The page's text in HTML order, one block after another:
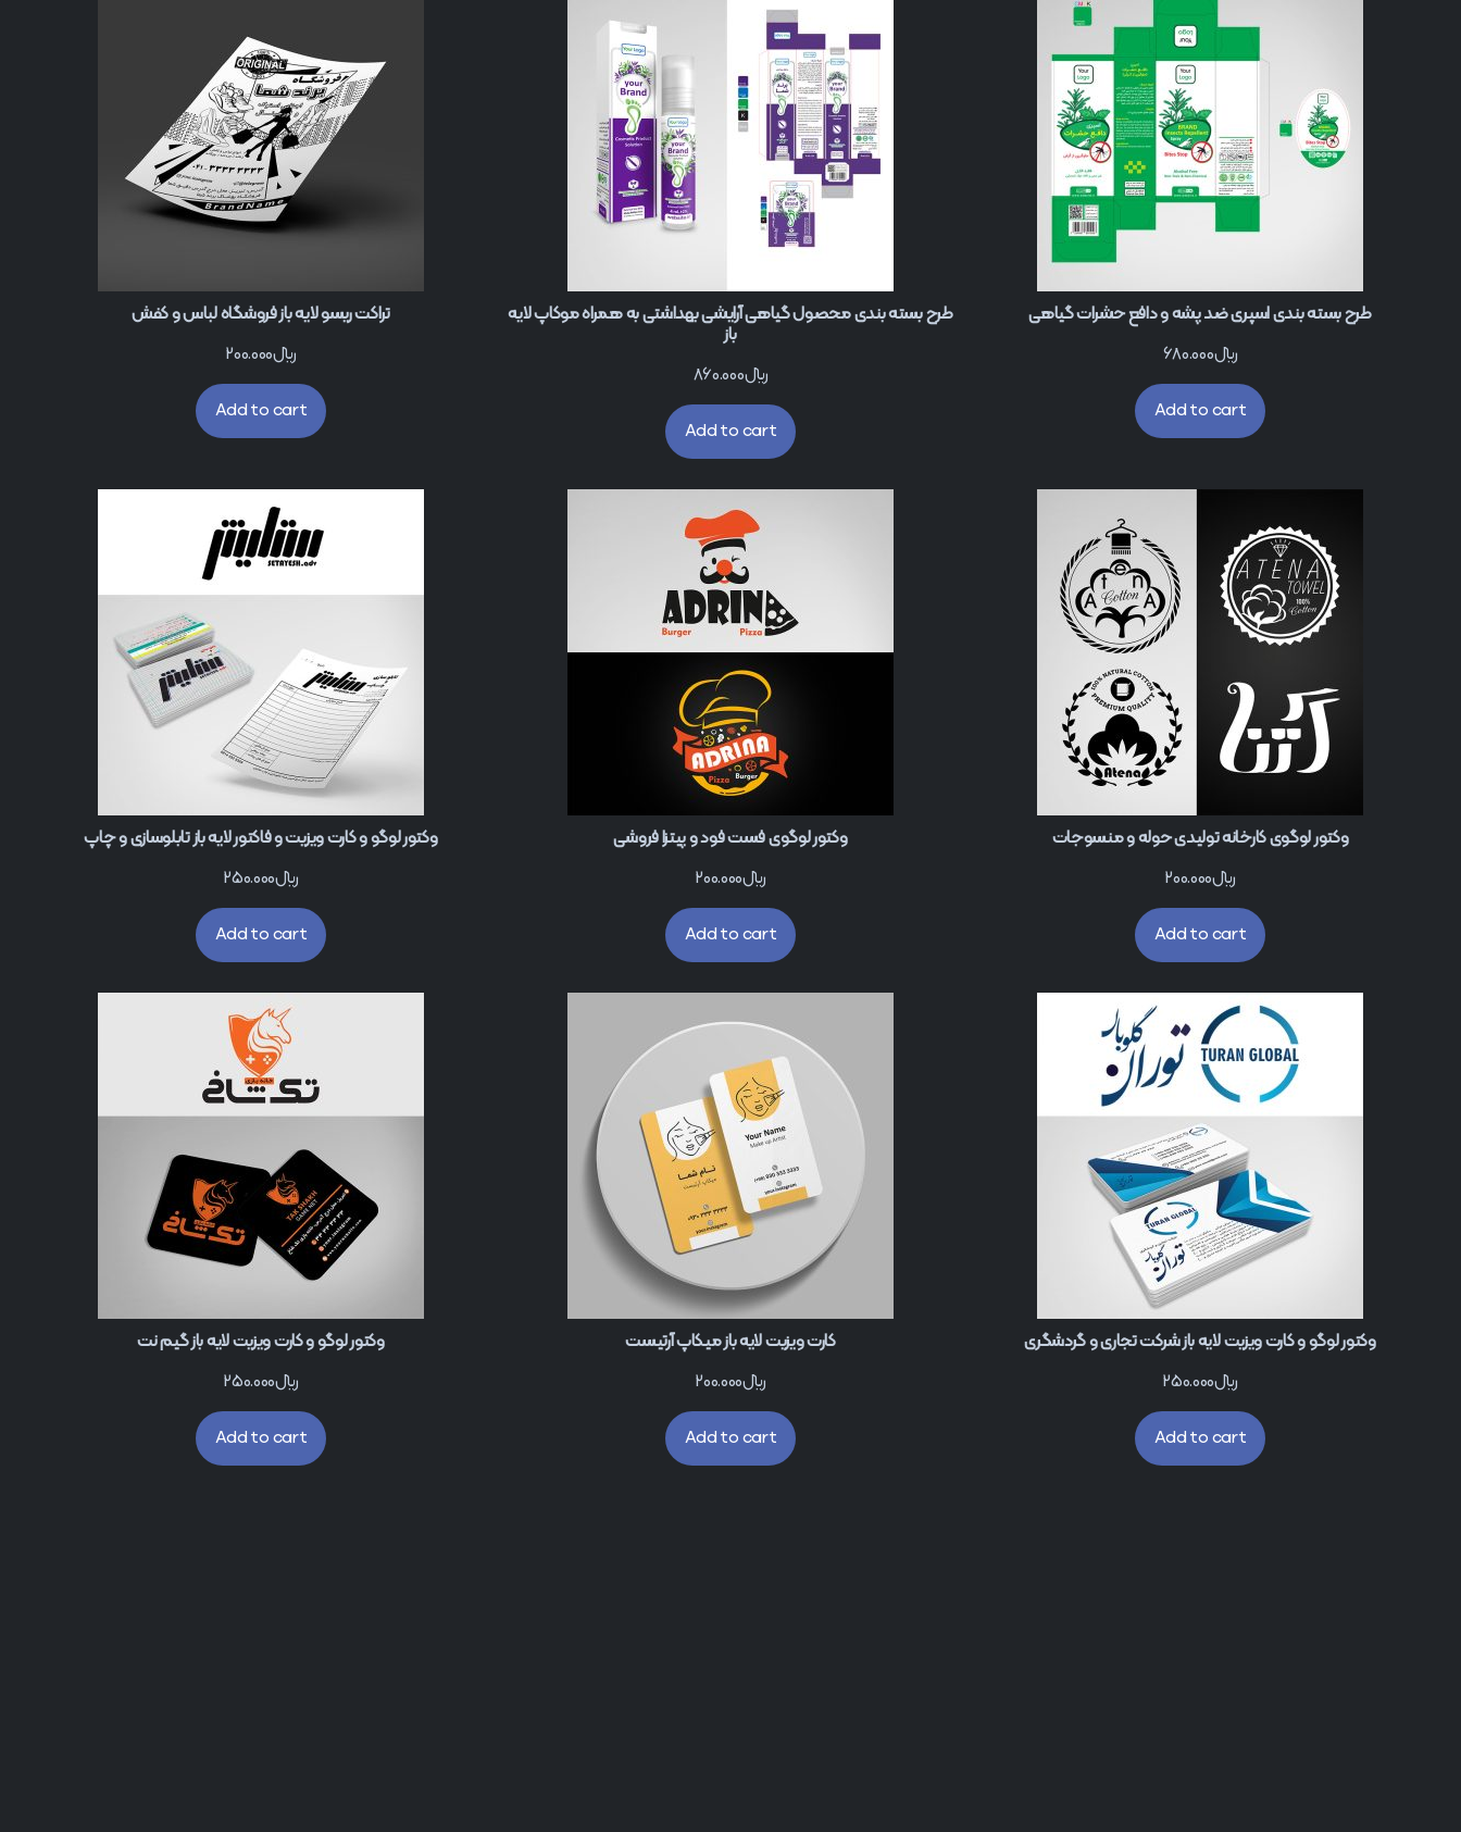
طرح بسته بندی اسپری ضد پشه و دافع حشرات گیاهی
﷼680.000
Add to cart
طرح بسته بندی محصول گیاهی آرایشی بهداشتی به همراه موکاپ لایه
باز
﷼860.000
Add to cart
تراکت ریسو لایه باز فروشگاه لباس و کفش
﷼200.000
Add to cart
وکتور لوگوی کارخانه تولیدی حوله و منسوجات
﷼200.000
Add to cart
وکتور لوگوی فست فود و پیتزا فروشی
﷼200.000
Add to cart
وکتور لوگو و کارت ویزیت و فاکتور لایه باز تابلوسازی و چاپ
﷼250.000
Add to cart
وکتور لوگو و کارت ویزیت لایه باز شرکت تجاری و گردشگری
﷼250.000
Add to cart
کارت ویزیت لایه باز میکاپ آرتیست
﷼200.000
Add to cart
وکتور لوگو و کارت ویزیت لایه باز گیم نت
﷼250.000
Add to cart